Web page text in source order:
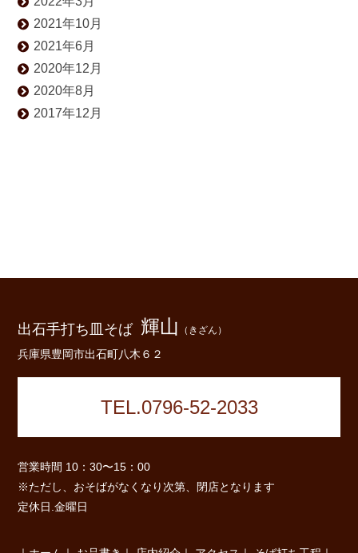
2021年10月
2021年6月
2020年12月
2020年8月
2017年12月
出石手打ち皿そば 輝山 （きざん）
兵庫県豊岡市出石町八木６２
TEL.0796-52-2033
営業時間 10：30〜15：00
※ただし、おそばがなくなり次第、閉店となります
定休日.金曜日